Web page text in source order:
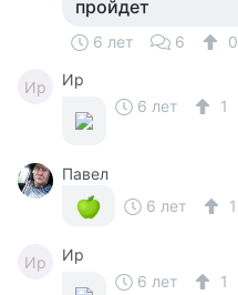
пройдет
6 лет 6 0
Ир
Ир
6 лет
1
Павел
6 лет
1
Ир
Ир
6 лет
1